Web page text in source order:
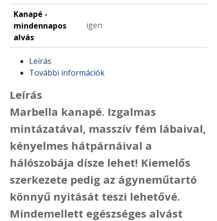
Kanapé -
mindennapos
alvás
igen
Leírás
További információk
Leírás
Marbella kanapé. Izgalmas
mintázatával, masszív fém lábaival,
kényelmes hátpárnáival a
hálószobája dísze lehet! Kiemelős
szerkezete pedig az ágyneműtartó
könnyű nyitását teszi lehetővé.
Mindemellett egészséges alvást